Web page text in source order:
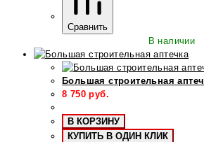
Сравнить
В наличии
Большая строительная
8 750 руб.
В КОРЗИНУ
КУПИТЬ В ОДИН КЛИК